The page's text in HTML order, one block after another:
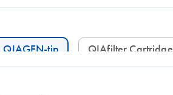
QIAGEN-tip QIAfilter Cartridge